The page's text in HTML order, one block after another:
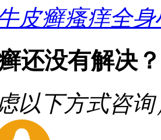
皮癣瘙痒全身
还没有解决？
以下方式咨询